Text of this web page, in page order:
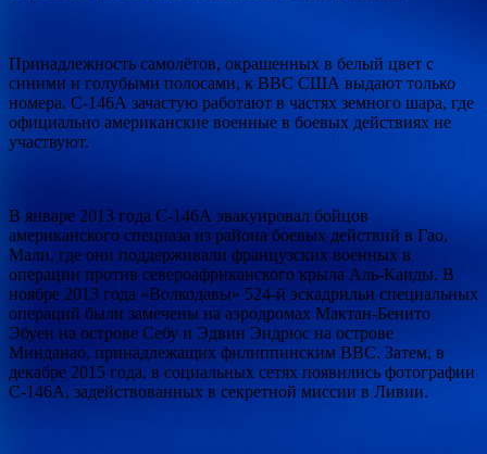
Принадлежность самолётов, окрашенных в белый цвет с
синими и голубыми полосами, к ВВС США выдают только
номера. С-146А зачастую работают в частях земного шара, где
официально американские военные в боевых действиях не
участвуют.
В январе 2013 года С-146А эвакуировал бойцов
американского спецназа из района боевых действий в Гао,
Мали, где они поддерживали французских военных в
операции против североафриканского крыла Аль-Каиды. В
ноябре 2013 года «Волкодавы» 524-й эскадрильи специальных
операций были замечены на аэродромах Мактан-Бенито
Эбуен на острове Себу и Эдвин Эндрюс на острове
Минданао, принадлежащих филиппинским ВВС. Затем, в
декабре 2015 года, в социальных сетях появились фотографии
C-146А, задействованных в секретной миссии в Ливии.